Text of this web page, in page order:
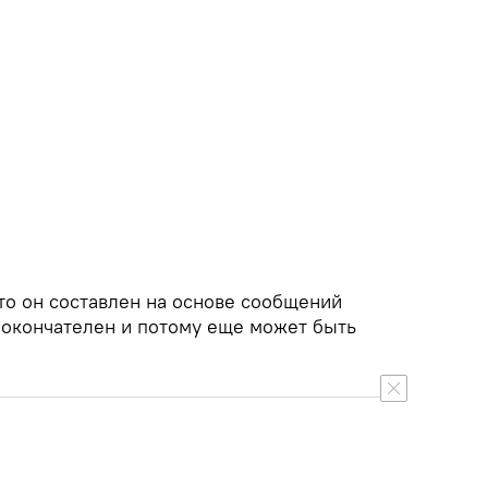
он составлен на основе сообщений
и потому еще может быть